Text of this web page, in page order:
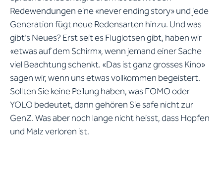
Redewendungen eine «never ending story» und jede
Generation fügt neue Redensarten hinzu. Und was
gibt’s Neues? Erst seit es Fluglotsen gibt, haben wir
«etwas auf dem Schirm», wenn jemand einer Sache
viel Beachtung schenkt. «Das ist ganz grosses Kino»
sagen wir, wenn uns etwas vollkommen begeistert.
Sollten Sie keine Peilung haben, was FOMO oder
YOLO bedeutet, dann gehören Sie safe nicht zur
GenZ. Was aber noch lange nicht heisst, dass Hopfen
und Malz verloren ist.